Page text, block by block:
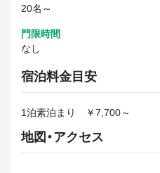
20名～
門限時間
なし
宿泊料金目安
1泊素泊まり ￥7,700～
地図・アクセス